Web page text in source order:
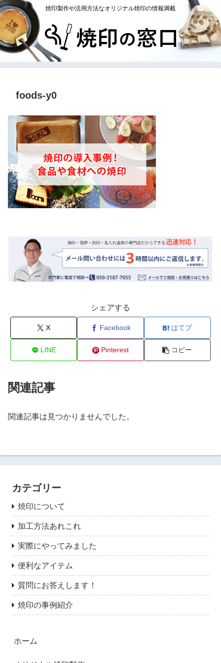
焼印製作や活用方法なオリジナル焼印の情報満載
foods-y0
シェアする
X Facebook はてブ
LINE Pinterest コピー
関連記事
関連記事は見つかりませんでした。
カテゴリー
焼印について
加工方法あれこれ
実際にやってみました
便利なアイテム
質問にお答えします！
焼印の事例紹介
ホーム